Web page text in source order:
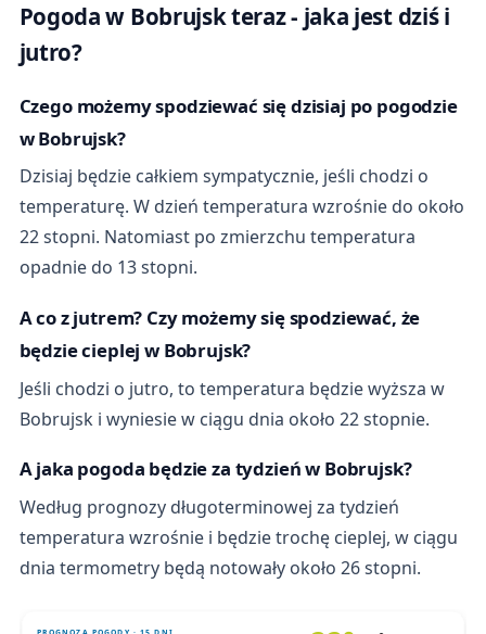
Pogoda w Bobrujsk teraz - jaka jest dziś i
jutro?
Czego możemy spodziewać się dzisiaj po pogodzie
w Bobrujsk?
Dzisiaj będzie całkiem sympatycznie, jeśli chodzi o
temperaturę. W dzień temperatura wzrośnie do około
22 stopni. Natomiast po zmierzchu temperatura
opadnie do 13 stopni.
A co z jutrem? Czy możemy się spodziewać, że
będzie cieplej w Bobrujsk?
Jeśli chodzi o jutro, to temperatura będzie wyższa w
Bobrujsk i wyniesie w ciągu dnia około 22 stopnie.
A jaka pogoda będzie za tydzień w Bobrujsk?
Według prognozy długoterminowej za tydzień
temperatura wzrośnie i będzie trochę cieplej, w ciągu
dnia termometry będą notowały około 26 stopni.